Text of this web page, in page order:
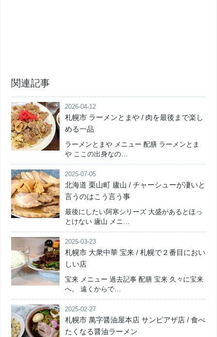
関連記事
2026-04-12
札幌市 ラーメンとまや / 肉を最後まで楽し
める一品
ラーメンとまや メニュー 配膳 ラーメンとま
や ここの出身なの…
2025-07-05
北海道 栗山町 廬山 / チャーシューが凄いと
言うのはこう言う事
最後にしたい阿寒シリーズ 大盛があるとほっ
とけない 廬山 メニ…
2025-03-23
札幌市 大衆中華 宝来 / 札幌で２番目におい
しい店
宝来 メニュー 過去記事 配膳 宝来 久々に宝来
へ。 遠くからで…
2025-02-27
札幌市 萬字醤油屋本店 サンピアザ店 / 食べ
たくなる醤油ラーメン